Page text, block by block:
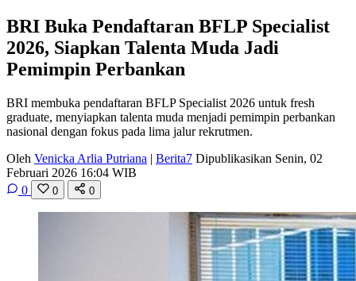
BRI Buka Pendaftaran BFLP Specialist
2026, Siapkan Talenta Muda Jadi
Pemimpin Perbankan
BRI membuka pendaftaran BFLP Specialist 2026 untuk fresh
graduate, menyiapkan talenta muda menjadi pemimpin perbankan
nasional dengan fokus pada lima jalur rekrutmen.
Oleh Venicka Arlia Putriana | Berita7 Dipublikasikan Senin, 02
Februari 2026 16:04 WIB
0
0 0